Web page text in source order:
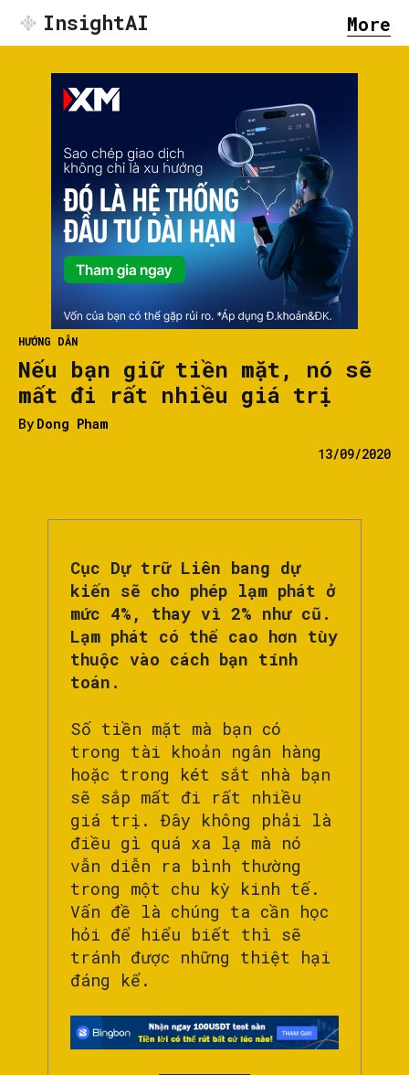
InsightAI More
HƯỚNG DẪN
Nếu bạn giữ tiền mặt, nó sẽ
mất đi rất nhiều giá trị
By Dong Pham
13/09/2020
Cục Dự trữ Liên bang dự
kiến ​​sẽ cho phép lạm phát ở
mức 4%, thay vì 2% như cũ.
Lạm phát có thể cao hơn tùy
thuộc vào cách bạn tính
toán.
Số tiền mặt mà bạn có
trong tài khoản ngân hàng
hoặc trong két sắt nhà bạn
sẽ sắp mất đi rất nhiều
giá trị. Đây không phải là
điều gì quá xa lạ mà nó
vẫn diễn ra bình thường
trong một chu kỳ kinh tế.
Vấn đề là chúng ta cần học
hỏi để hiểu biết thì sẽ
tránh được những thiệt hại
đáng kể.